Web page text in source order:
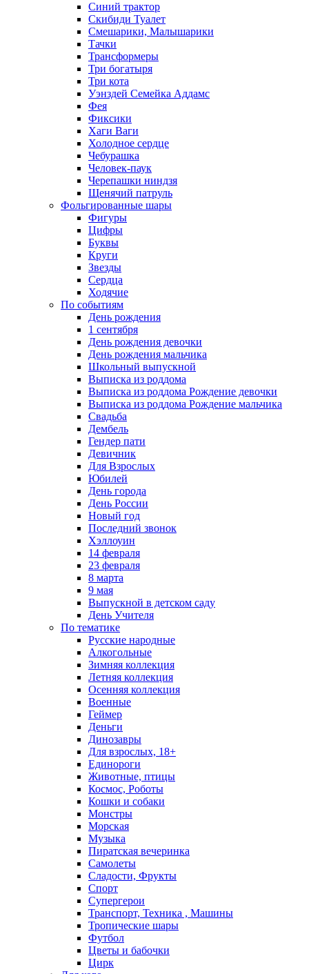
Синий трактор
Скибиди Туалет
Смешарики, Малышарики
Тачки
Трансформеры
Три богатыря
Три кота
Уэнздей Семейка Аддамс
Фея
Фиксики
Хаги Ваги
Холодное сердце
Чебурашка
Человек-паук
Черепашки ниндзя
Щенячий патруль
Фольгированные шары
Фигуры
Цифры
Буквы
Круги
Звезды
Сердца
Ходячие
По событиям
День рождения
1 сентября
День рождения девочки
День рождения мальчика
Школьный выпускной
Выписка из роддома
Выписка из роддома Рождение девочки
Выписка из роддома Рождение мальчика
Свадьба
Дембель
Гендер пати
Девичник
Для Взрослых
Юбилей
День города
День России
Новый год
Последний звонок
Хэллоуин
14 февраля
23 февраля
8 марта
9 мая
Выпускной в детском саду
День Учителя
По тематике
Русские народные
Алкогольные
Зимняя коллекция
Летняя коллекция
Осенняя коллекция
Военные
Геймер
Деньги
Динозавры
Для взрослых, 18+
Единороги
Животные, птицы
Космос, Роботы
Кошки и собаки
Монстры
Морская
Музыка
Пиратская вечеринка
Самолеты
Сладости, Фрукты
Спорт
Супергерои
Транспорт, Техника , Машины
Тропические шары
Футбол
Цветы и бабочки
Цирк